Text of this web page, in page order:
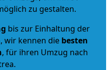
zu gestalten.
bis zur Einhaltung der
wir kennen die besten
, für ihren Umzug nach